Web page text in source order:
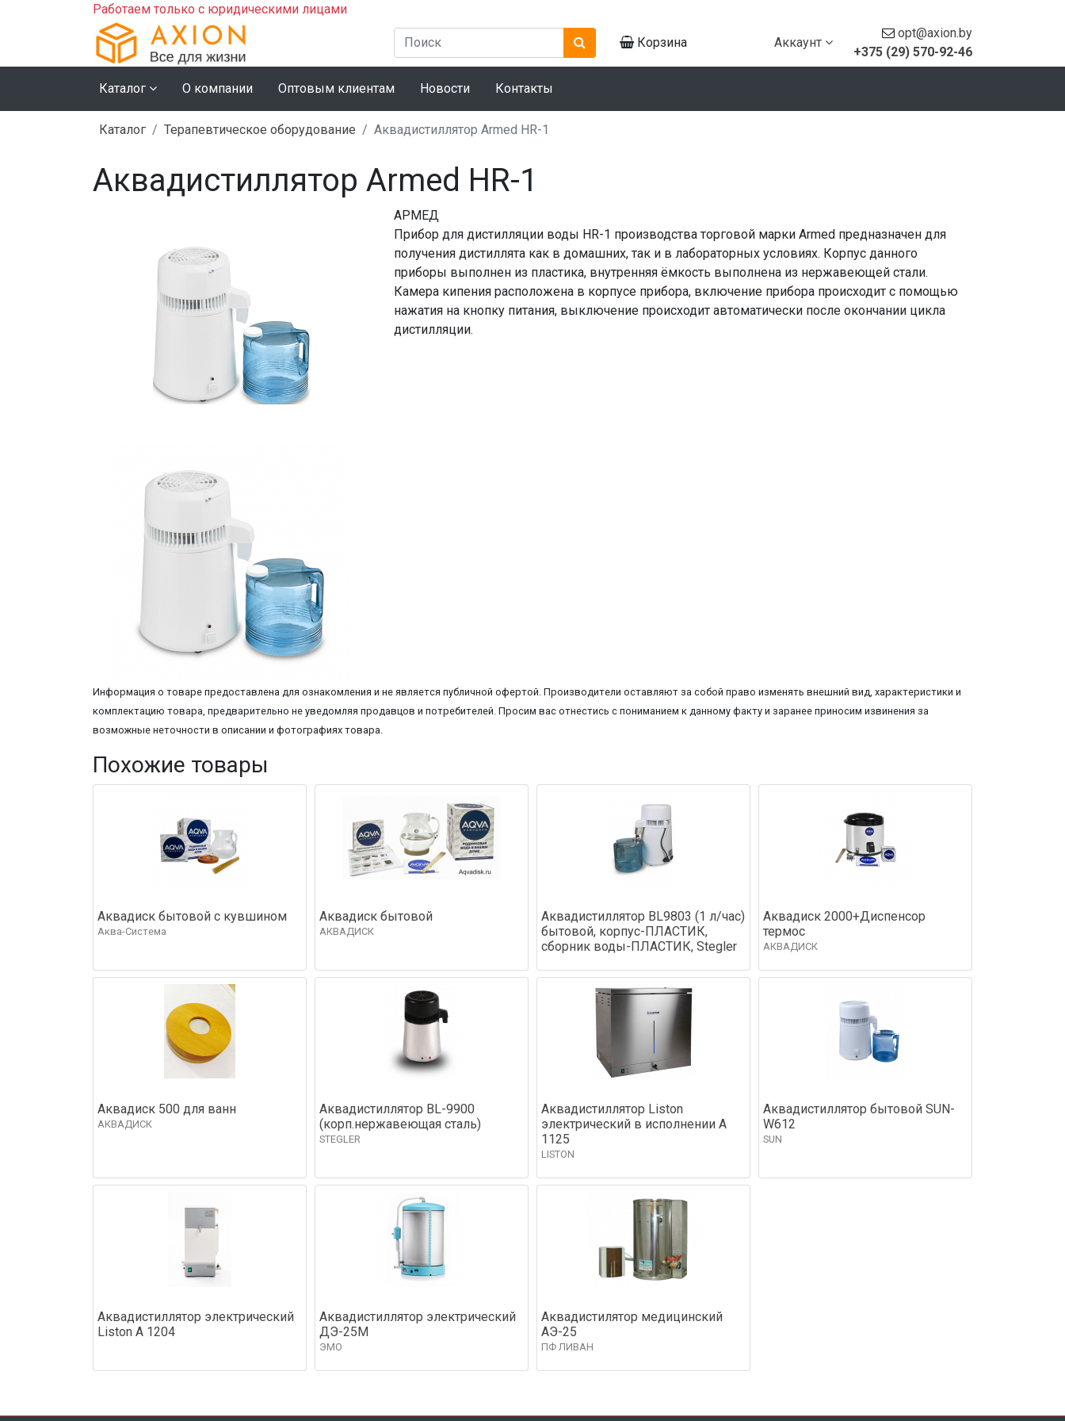
Работаем только с юридическими лицами
Корзина Аккаунт
opt@axion.by
+375 (29) 570-92-46
Каталог О компании Оптовым клиентам Новости Контакты
Каталог Терапевтическое оборудование Аквадистиллятор Armed HR-1
Аквадистиллятор Armed HR-1
АРМЕД
Прибор для дистилляции воды HR-1 производства торговой марки Armed предназначен для
получения дистиллята как в домашних, так и в лабораторных условиях. Корпус данного
приборы выполнен из пластика, внутренняя ёмкость выполнена из нержавеющей стали.
Камера кипения расположена в корпусе прибора, включение прибора происходит с помощью
нажатия на кнопку питания, выключение происходит автоматически после окончании цикла
дистилляции.
Информация о товаре предоставлена для ознакомления и не является публичной офертой. Производители оставляют за собой право изменять внешний вид, характеристики и
комплектацию товара, предварительно не уведомляя продавцов и потребителей. Просим вас отнестись с пониманием к данному факту и заранее приносим извинения за
возможные неточности в описании и фотографиях товара.
Похожие товары
Аквадиск бытовой с кувшином
Аква-Система
Аквадиск бытовой
АКВАДИСК
Аквадистиллятор BL9803 (1 л/час)
бытовой, корпус-ПЛАСТИК,
сборник воды-ПЛАСТИК, Stegler
Аквадиск 2000+Диспенсор
термос
АКВАДИСК
Аквадиск 500 для ванн
АКВАДИСК
Аквадистиллятор BL-9900
(корп.нержавеющая сталь)
STEGLER
Аквадистиллятор Liston
электрический в исполнении А
1125
LISTON
Аквадистиллятор бытовой SUN-
W612
SUN
Аквадистиллятор электрический
Liston A 1204
Аквадистиллятор электрический
ДЭ-25М
ЭМО
Аквадистилятор медицинский
АЭ-25
ПФ ЛИВАН